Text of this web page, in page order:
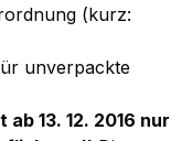
(kurz:
unverpackte
13. 12. 2016 nur